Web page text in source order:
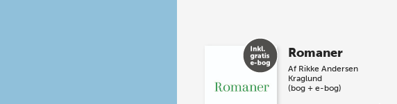
Romaner
Af Rikke Andersen
Kraglund
(bog + e-bog)